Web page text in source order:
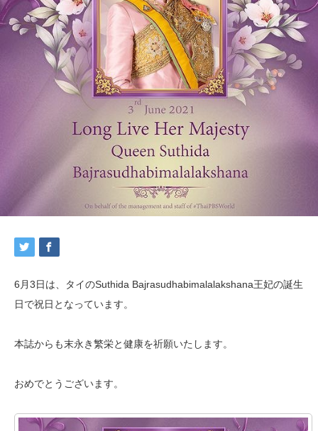
6月3日は、タイのSuthida Bajrasudhabimalalakshana王妃の誕生
日で祝日となっています。
本誌からも末永き繁栄と健康を祈願いたします。
おめでとうございます。